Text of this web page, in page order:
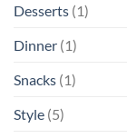
Desserts (1)
Dinner (1)
Snacks (1)
Style (5)